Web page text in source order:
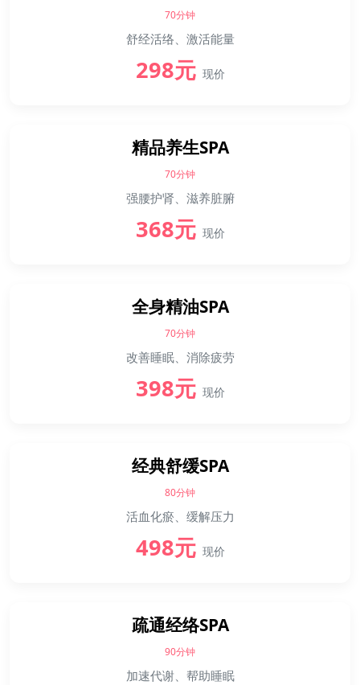
70分钟
舒经活络、激活能量
298元 现价
精品养生SPA
70分钟
强腰护肾、滋养脏腑
368元 现价
全身精油SPA
70分钟
改善睡眠、消除疲劳
398元 现价
经典舒缓SPA
80分钟
活血化瘀、缓解压力
498元 现价
疏通经络SPA
90分钟
加速代谢、帮助睡眠